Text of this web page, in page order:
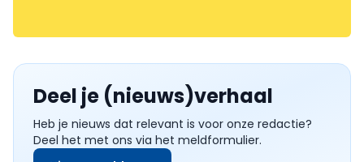
Deel je (nieuws)verhaal
Heb je nieuws dat relevant is voor onze redactie?
Deel het met ons via het meldformulier.